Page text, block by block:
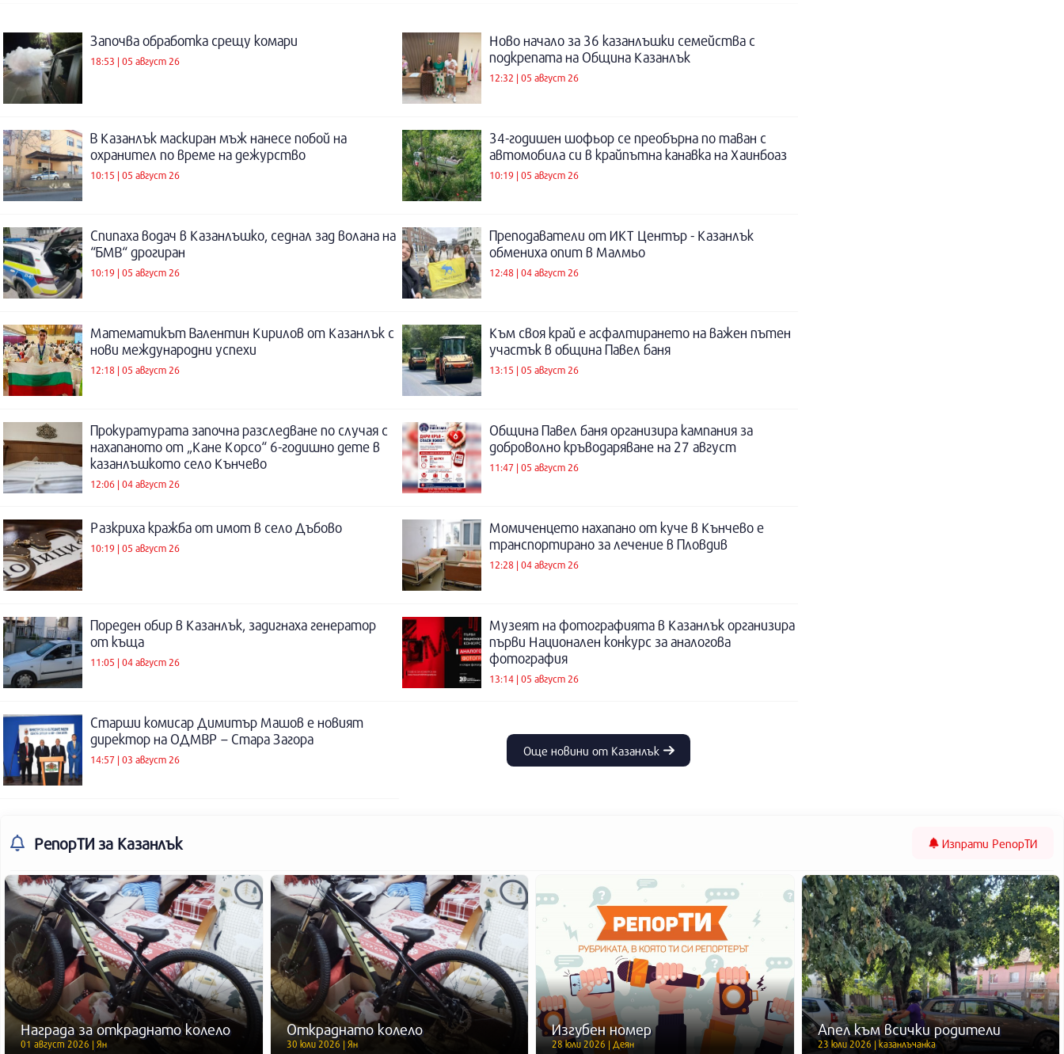
Започва обработка срещу комари
18:53 | 05 август 26
Ново начало за 36 казанлъшки семейства с
подкрепата на Община Казанлък
12:32 | 05 август 26
В Казанлък маскиран мъж нанесе побой на
охранител по време на дежурство
10:15 | 05 август 26
34-годишен шофьор се преобърна по таван с
автомобила си в крайпътна канавка на Хаинбоаз
10:19 | 05 август 26
Спипаха водач в Казанлъшко, седнал зад волана на
“БМВ“ дрогиран
10:19 | 05 август 26
Преподаватели от ИКТ Център - Казанлък
обмениха опит в Малмьо
12:48 | 04 август 26
Математикът Валентин Кирилов от Казанлък с
нови международни успехи
12:18 | 05 август 26
Към своя край е асфалтирането на важен пътен
участък в община Павел баня
13:15 | 05 август 26
Прокуратурата започна разследване по случая с
нахапаното от „Кане Корсо“ 6-годишно дете в
казанлъшкото село Кънчево
12:06 | 04 август 26
Община Павел баня организира кампания за
доброволно кръводаряване на 27 август
11:47 | 05 август 26
Разкриха кражба от имот в село Дъбово
10:19 | 05 август 26
Момиченцето нахапано от куче в Кънчево е
транспортирано за лечение в Пловдив
12:28 | 04 август 26
Пореден обир в Казанлък, задигнаха генератор
от къща
11:05 | 04 август 26
Музеят на фотографията в Казанлък организира
първи Национален конкурс за аналогова
фотография
13:14 | 05 август 26
Старши комисар Димитър Машов е новият
директор на ОДМВР – Стара Загора
14:57 | 03 август 26
Още новини от Казанлък
РепорТИ за Казанлък Изпрати РепорТИ
Награда за откраднато колело
01 август 2026 | Ян
Откраднато колело
30 юли 2026 | Ян
Изгубен номер
28 юли 2026 | Деян
Апел към всички родители
23 юли 2026 | казанлъчанка